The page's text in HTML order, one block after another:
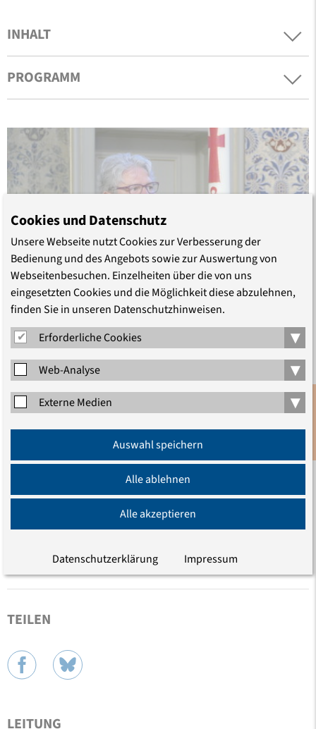
INHALT
PROGRAMM
„Liebe zielt auf
Gerechtigkeit“
Michael Haspel über Martin Luther King jr.
Wie soll anders vom biblischen Zeugnis von
Gerechtigkeit und Frieden geredet und gepredigt werden
Luther-Institut der Universität Erfurt. Gerechtigkeit und
Frieden, davon ist der Theologe überzeugt, sind „das
Wesentliche der Verheißung und …
TEILEN
LEITUNG
Anmeldung
Cookies und Datenschutz
Unsere Webseite nutzt Cookies zur Verbesserung der
Bedienung und des Angebots sowie zur Auswertung von
Webseitenbesuchen. Einzelheiten über die von uns
eingesetzten Cookies und die Möglichkeit diese abzulehnen,
finden Sie in unseren Datenschutzhinweisen.
Erforderliche Cookies
▾
Web-Analyse ▾
Externe Medien ▾
Auswahl speichern
Alle ablehnen
Alle akzeptieren
Datenschutzerklärung Impressum